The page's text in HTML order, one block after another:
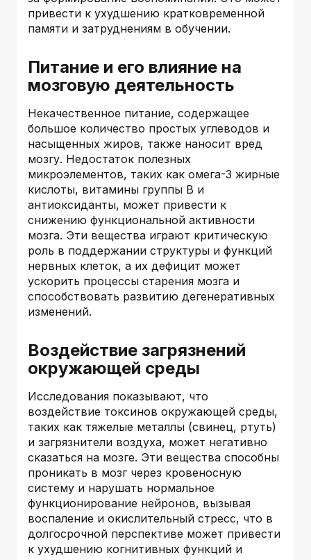
привести к ухудшению кратковременной
памяти и затруднениям в обучении.
Питание и его влияние на
мозговую деятельность
Некачественное питание, содержащее
большое количество простых углеводов и
насыщенных жиров, также наносит вред
мозгу. Недостаток полезных
микроэлементов, таких как омега-3 жирные
кислоты, витамины группы B и
антиоксиданты, может привести к
снижению функциональной активности
мозга. Эти вещества играют критическую
роль в поддержании структуры и функций
нервных клеток, а их дефицит может
ускорить процессы старения мозга и
способствовать развитию дегенеративных
изменений.
Воздействие загрязнений
окружающей среды
Исследования показывают, что
воздействие токсинов окружающей среды,
таких как тяжелые металлы (свинец, ртуть)
и загрязнители воздуха, может негативно
сказаться на мозге. Эти вещества способны
проникать в мозг через кровеносную
систему и нарушать нормальное
функционирование нейронов, вызывая
воспаление и окислительный стресс, что в
долгосрочной перспективе может привести
к ухудшению когнитивных функций и